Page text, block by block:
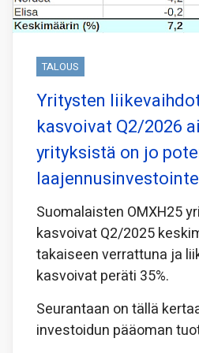
TALOUS
Yritysten
kasvoivat Q2/2026
yrityksistä on jo
Suomalaisten OMXH25
kasvoivat Q2/2025
takaiseen verrattuna ja
kasvoivat peräti 35%.
Seurantaan on tällä
investoidun pääoman